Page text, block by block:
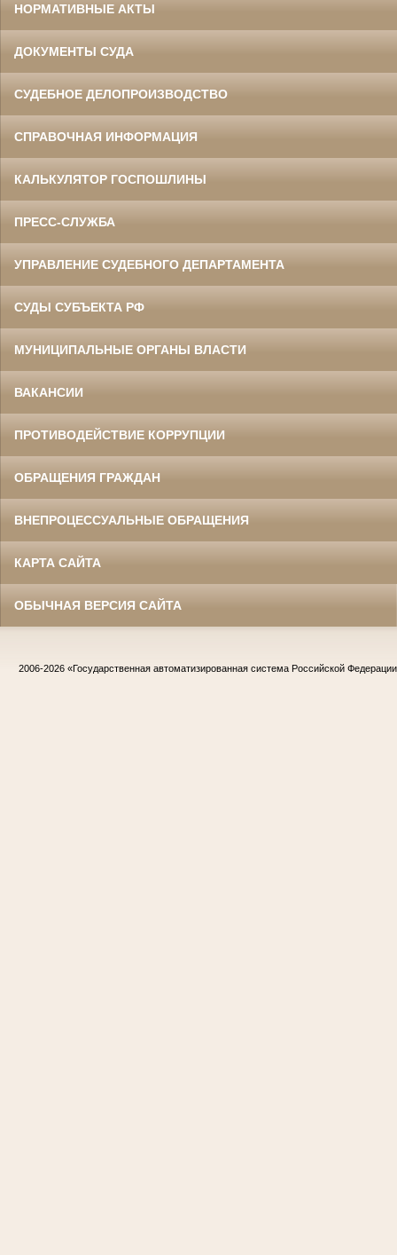
НОРМАТИВНЫЕ АКТЫ
ДОКУМЕНТЫ СУДА
СУДЕБНОЕ ДЕЛОПРОИЗВОДСТВО
СПРАВОЧНАЯ ИНФОРМАЦИЯ
КАЛЬКУЛЯТОР ГОСПОШЛИНЫ
ПРЕСС-СЛУЖБА
УПРАВЛЕНИЕ СУДЕБНОГО ДЕПАРТАМЕНТА
СУДЫ СУБЪЕКТА РФ
МУНИЦИПАЛЬНЫЕ ОРГАНЫ ВЛАСТИ
ВАКАНСИИ
ПРОТИВОДЕЙСТВИЕ КОРРУПЦИИ
ОБРАЩЕНИЯ ГРАЖДАН
ВНЕПРОЦЕССУАЛЬНЫЕ ОБРАЩЕНИЯ
КАРТА САЙТА
ОБЫЧНАЯ ВЕРСИЯ САЙТА
2006-2026 «Государственная автоматизированная система Российской